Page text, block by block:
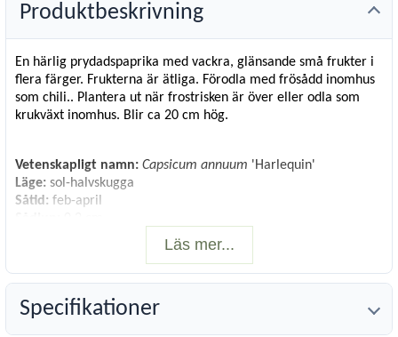
Produktbeskrivning
En härlig prydadspaprika med vackra, glänsande små frukter i
flera färger. Frukterna är ätliga. Förodla med frösådd inomhus
som chili.. Plantera ut när frostrisken är över eller odla som
krukväxt inomhus. Blir ca 20 cm hög.
Vetenskapligt namn: Capsicum annuum 'Harlequin'
Läge: sol-halvskugga
Såtid: feb-april
30 cm
Blomning/Skörd:juli-nov
Läs mer...
Specifikationer